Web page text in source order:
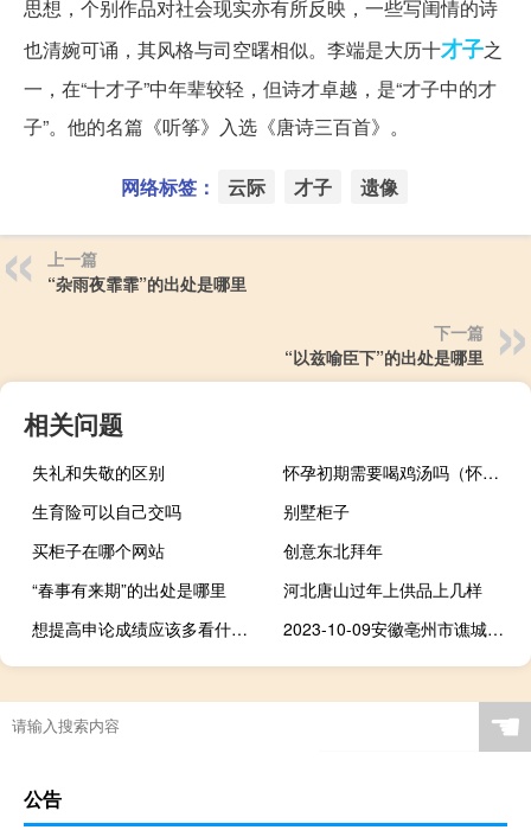
思想，个别作品对社会现实亦有所反映，一些写闺情的诗
也清婉可诵，其风格与司空曙相似。李端是大历十才子之
一，在“十才子”中年辈较轻，但诗才卓越，是“才子中的才
子”。他的名篇《听筝》入选《唐诗三百首》。
网络标签： 云际 才子 遗像
上一篇
“杂雨夜霏霏”的出处是哪里
下一篇
“以兹喻臣下”的出处是哪里
相关问题
失礼和失敬的区别
怀孕初期需要喝鸡汤吗（怀孕初期可以喝鸡汤吗）
生育险可以自己交吗
别墅柜子
买柜子在哪个网站
创意东北拜年
“春事有来期”的出处是哪里
河北唐山过年上供品上几样
想提高申论成绩应该多看什么书
2023-10-09安徽亳州市谯城区(竹菌)的报价是多少
☚
公告